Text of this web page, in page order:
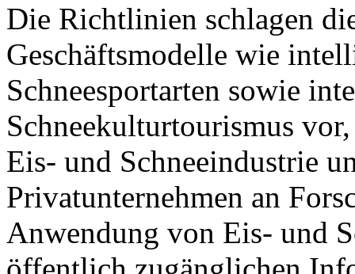
Die Richtlinien schlagen
Geschäftsmodelle wie
Schneesportarten sowie
Schneekulturtourismus
Eis- und Schneeindustrie
Privatunternehmen an
Anwendung von Eis- und